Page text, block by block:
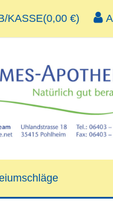
KASSE(0,00 €)